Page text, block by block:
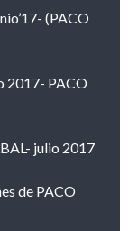
(PACO
2017- PACO
julio 2017
de PACO